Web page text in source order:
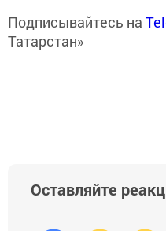
Подписывайтесь на
Татарстан»
Оставляйте